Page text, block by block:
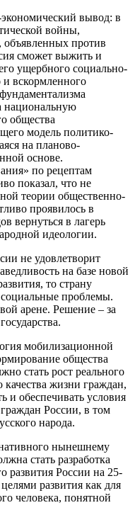
вывод: в
войны,
против
сможет выжить и
ущербного социально-
и вскормленного
национальную
общества
модель политико-
на планово-
основе.
по рецептам
показал, что не
теории общественно-
проявилось в
вернуться в лагерь
идеологии.
не удовлетворит
на базе новой
то страну
проблемы.
арене. Решение – за
мобилизационной
общества
стать рост реального
качества жизни граждан,
и обеспечивать условия
России, в том
народа.
нынешнему
стать разработка
развития России на 25-
развития как для
человека, понятной